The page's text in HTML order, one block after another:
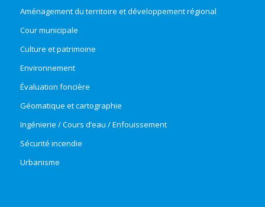
Aménagement du territoire et développement régional
Cour municipale
Culture et patrimoine
Environnement
Évaluation foncière
Géomatique et cartographie
Ingénierie / Cours d’eau / Enfouissement
Sécurité incendie
Urbanisme